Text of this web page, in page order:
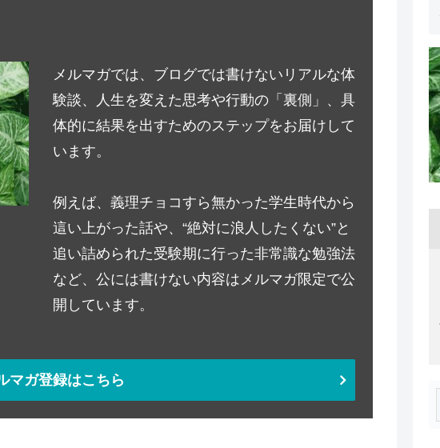
メルマガでは、ブログでは書けないリアルな体
験談、人生を変えた思考や行動の「裏側」、具
体的に結果を出すためのステップをお届けして
います。
例えば、義理チョコすら無かった学生時代から
這い上がった話や、“絶対に浪人したくない”と
追い詰められた受験期に行った非常識な勉強法
など、公には書けない内容はメルマガ限定で公
開しています。
マガ登録はこちら